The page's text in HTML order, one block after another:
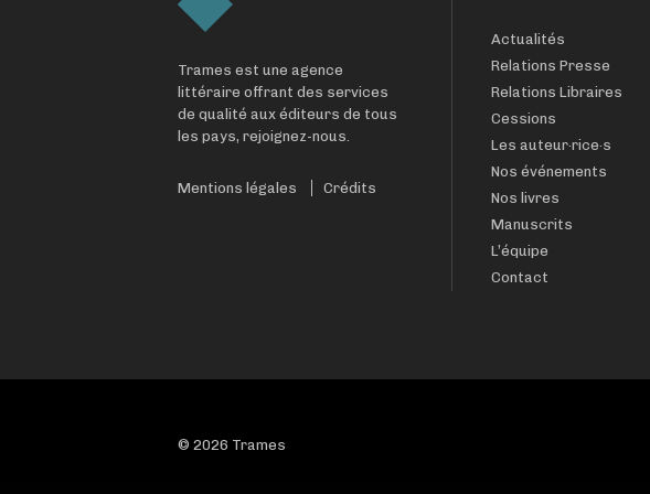
Trames est une agence
littéraire offrant des services
de qualité aux éditeurs de tous
les pays, rejoignez-nous.
Mentions légales Crédits
Actualités
Relations Presse
Relations Libraires
Cessions
Les auteur·rice·s
Nos événements
Nos livres
Manuscrits
L’équipe
Contact
© 2026 Trames